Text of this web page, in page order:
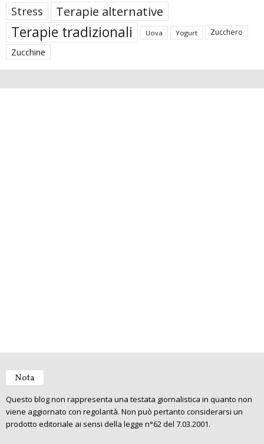
Stress Terapie alternative
Terapie tradizionali Uova Yogurt Zucchero
Zucchine
Nota
Questo blog non rappresenta una testata giornalistica in quanto non
viene aggiornato con regolarità. Non può pertanto considerarsi un
prodotto editoriale ai sensi della legge n°62 del 7.03.2001.